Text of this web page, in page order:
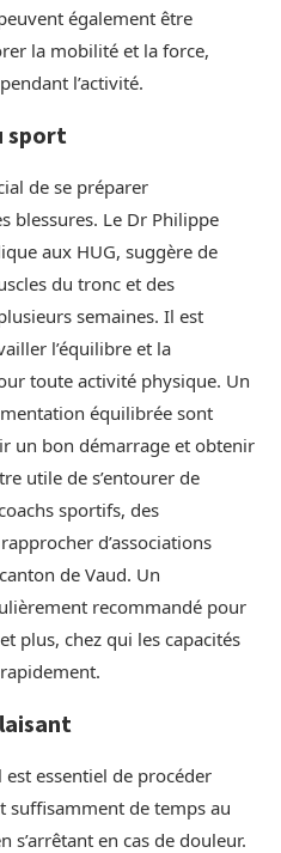
également être
la mobilité et la force,
l’activité.
sport
de se préparer
blessures. Le Dr Philippe
aux HUG, suggère de
du tronc et des
semaines. Il est
l’équilibre et la
toute activité physique. Un
équilibrée sont
un bon démarrage et obtenir
utile de s’entourer de
sportifs, des
d’associations
de Vaud. Un
recommandé pour
plus, chez qui les capacités
essentiel de procéder
suffisamment de temps au
s’arrêtant en cas de douleur.